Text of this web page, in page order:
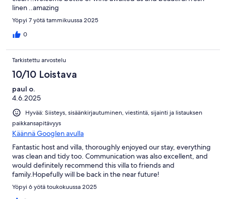
linen ..amazing
Yöpyi 7 yötä tammikuussa 2025
0
Tarkistettu arvostelu
10/10 Loistava
paul o.
4.6.2025
Hyvää: Siisteys, sisäänkirjautuminen, viestintä, sijainti ja listauksen
paikkansapitävyys
Käännä Googlen avulla
Fantastic host and villa, thoroughly enjoyed our stay, everything
was clean and tidy too. Communication was also excellent, and
would definitely recommend this villa to friends and
family.Hopefully will be back in the near future!
Yöpyi 6 yötä toukokuussa 2025